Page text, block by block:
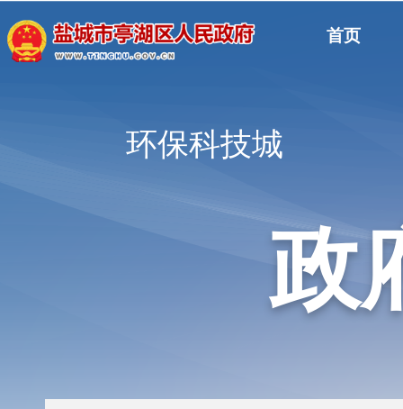
首页
环保科技城
政